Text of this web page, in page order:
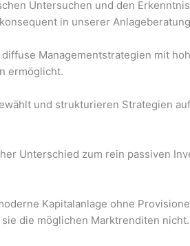
Untersuchen und den
in unserer
Managementstrategien mit
ermöglicht.
und strukturieren Strategien
Unterschied zum rein passiven
Kapitalanlage ohne
die möglichen Marktrenditen nicht.